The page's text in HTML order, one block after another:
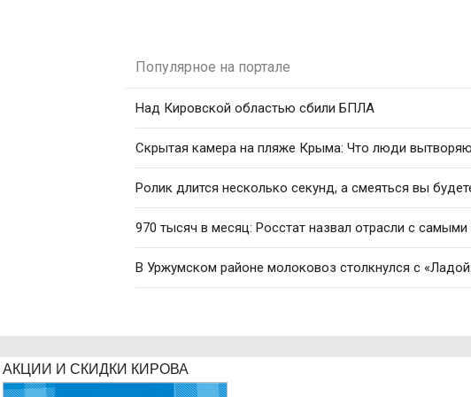
Популярное на портале
Над Кировской областью сбили БПЛА
Скрытая камера на пляже Крыма: Что люди
Ролик длится несколько секунд, а смеяться вы
970 тысяч в месяц: Росстат назвал отрасли с
В Уржумском районе молоковоз столкнулся с
АКЦИИ И СКИДКИ КИРОВА